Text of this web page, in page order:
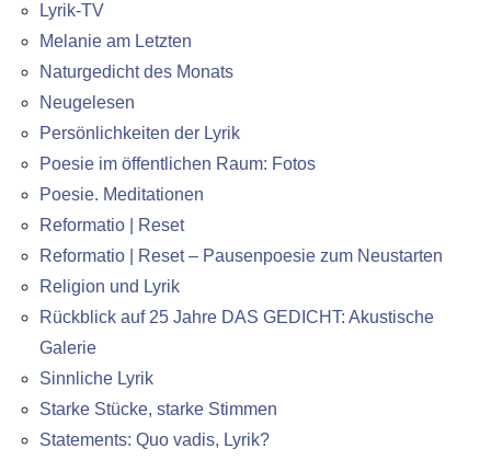
Lyrik-TV
Melanie am Letzten
Naturgedicht des Monats
Neugelesen
Persönlichkeiten der Lyrik
Poesie im öffentlichen Raum: Fotos
Poesie. Meditationen
Reformatio | Reset
Reformatio | Reset – Pausenpoesie zum Neustarten
Religion und Lyrik
Rückblick auf 25 Jahre DAS GEDICHT: Akustische
Galerie
Sinnliche Lyrik
Starke Stücke, starke Stimmen
Statements: Quo vadis, Lyrik?